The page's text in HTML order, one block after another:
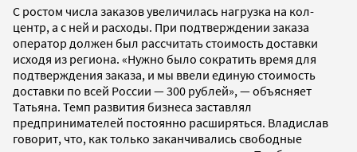
C ростом числа заказов увеличилась нагрузка на кол-
центр, а с ней и расходы. При подтверждении заказа
оператор должен был рассчитать стоимость доставки
исходя из региона. «Нужно было сократить время для
подтверждения заказа, и мы ввели единую стоимость
доставки по всей России — 300 рублей», — объясняет
Татьяна. Темп развития бизнеса заставлял
предпринимателей постоянно расширяться. Владислав
говорит, что, как только заканчивались свободные